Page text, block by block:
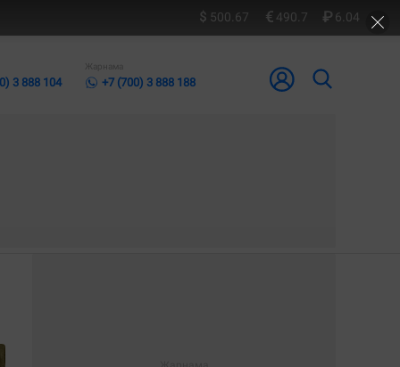
500.67 490.7 6.04
3 888 104
Жарнама
+7 (700) 3 888 188